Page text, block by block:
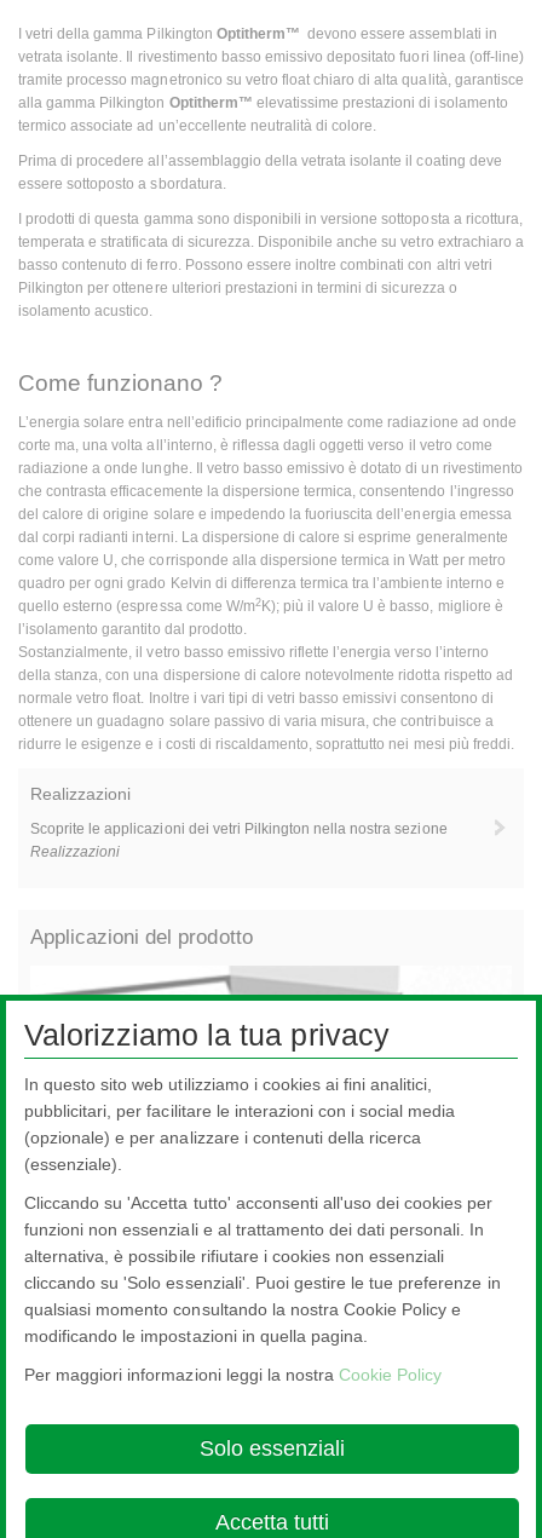
I vetri della gamma Pilkington Optitherm™ devono essere assemblati in
vetrata isolante. Il rivestimento basso emissivo depositato fuori linea (off-line)
tramite processo magnetronico su vetro float chiaro di alta qualità, garantisce
alla gamma Pilkington Optitherm™ elevatissime prestazioni di isolamento
termico associate ad un’eccellente neutralità di colore.
Prima di procedere all’assemblaggio della vetrata isolante il coating deve
essere sottoposto a sbordatura.
I prodotti di questa gamma sono disponibili in versione sottoposta a ricottura,
temperata e stratificata di sicurezza. Disponibile anche su vetro extrachiaro a
basso contenuto di ferro. Possono essere inoltre combinati con altri vetri
Pilkington per ottenere ulteriori prestazioni in termini di sicurezza o
isolamento acustico.
Come funzionano ?
L’energia solare entra nell’edificio principalmente come radiazione ad onde
corte ma, una volta all’interno, è riflessa dagli oggetti verso il vetro come
radiazione a onde lunghe. Il vetro basso emissivo è dotato di un rivestimento
che contrasta efficacemente la dispersione termica, consentendo l’ingresso
del calore di origine solare e impedendo la fuoriuscita dell’energia emessa
dal corpi radianti interni. La dispersione di calore si esprime generalmente
come valore U, che corrisponde alla dispersione termica in Watt per metro
quadro per ogni grado Kelvin di differenza termica tra l’ambiente interno e
quello esterno (espressa come W/m2K); più il valore U è basso, migliore è
l’isolamento garantito dal prodotto.
Sostanzialmente, il vetro basso emissivo riflette l’energia verso l’interno
della stanza, con una dispersione di calore notevolmente ridotta rispetto ad
normale vetro float. Inoltre i vari tipi di vetri basso emissivi consentono di
ottenere un guadagno solare passivo di varia misura, che contribuisce a
ridurre le esigenze e i costi di riscaldamento, soprattutto nei mesi più freddi.
Realizzazioni
Scoprite le applicazioni dei vetri Pilkington nella nostra sezione
Realizzazioni
Applicazioni del prodotto
Finestre
Head Office - 3-5-27 Mita Minato-ku Tokyo
Valorizziamo la tua privacy
In questo sito web utilizziamo i cookies ai fini analitici,
pubblicitari, per facilitare le interazioni con i social media
(opzionale) e per analizzare i contenuti della ricerca
(essenziale).
Cliccando su 'Accetta tutto' acconsenti all'uso dei cookies per
funzioni non essenziali e al trattamento dei dati personali. In
alternativa, è possibile rifiutare i cookies non essenziali
cliccando su 'Solo essenziali'. Puoi gestire le tue preferenze in
qualsiasi momento consultando la nostra Cookie Policy e
modificando le impostazioni in quella pagina.
Per maggiori informazioni leggi la nostra Cookie Policy
Solo essenziali
Accetta tutti